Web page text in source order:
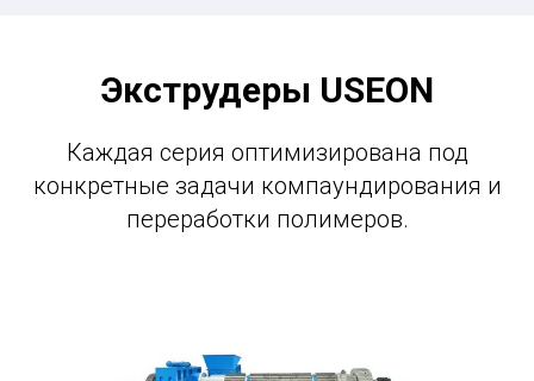
Экструдеры USEON
Каждая серия оптимизирована под
конкретные задачи компаундирования и
переработки полимеров.